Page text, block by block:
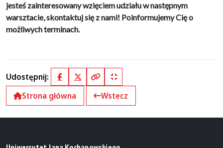
jesteś zainteresowany wzięciem udziału w następnym
warsztacie, skontaktuj się z nami! Poinformujemy Cię o
możliwych terminach.
Udostępnij: FacebookX (Twitter)
Kopiuj pełny link
Kopiuj krótki link
Strona główna
Wstecz